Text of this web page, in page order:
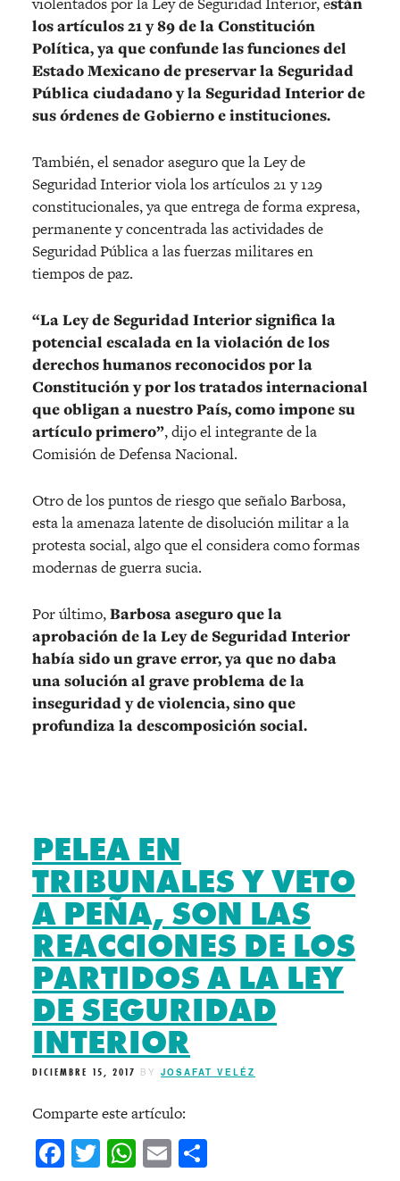
los artículos 21 y 89 de la Constitución
Política, ya que confunde las funciones del
Estado Mexicano de preservar la Seguridad
Pública ciudadano y la Seguridad Interior de
sus órdenes de Gobierno e instituciones.
También, el senador aseguro que la Ley de
Seguridad Interior viola los artículos 21 y 129
constitucionales, ya que entrega de forma expresa,
permanente y concentrada las actividades de
Seguridad Pública a las fuerzas militares en
tiempos de paz.
“La Ley de Seguridad Interior significa la
potencial escalada en la violación de los
derechos humanos reconocidos por la
Constitución y por los tratados internacional
que obligan a nuestro País, como impone su
artículo primero”, dijo el integrante de la
Comisión de Defensa Nacional.
Otro de los puntos de riesgo que señalo Barbosa,
esta la amenaza latente de disolución militar a la
protesta social, algo que el considera como formas
modernas de guerra sucia.
Por último,Barbosa aseguro que la
aprobación de la Ley de Seguridad Interior
había sido un grave error, ya que no daba
una solución al grave problema de la
inseguridad y de violencia, sino que
profundiza la descomposición social.
PELEA EN
TRIBUNALES Y VETO
A PEÑA, SON LAS
REACCIONES DE LOS
PARTIDOS A LA LEY
DE SEGURIDAD
INTERIOR
DICIEMBRE 15, 2017 BY JOSAFAT VELÉZ
Comparte este artículo:
Facebook
Twitter
WhatsApp
Email